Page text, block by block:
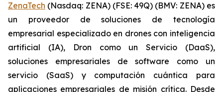
ZenaTech (Nasdaq: ZENA) (FSE: 49Q) (BMV: ZENA) es
un proveedor de soluciones de tecnología
empresarial especializado en drones con inteligencia
artificial (IA), Dron como un Servicio (DaaS),
soluciones empresariales de software como un
servicio (SaaS) y computación cuántica para
aplicaciones empresariales de misión crítica. Desde